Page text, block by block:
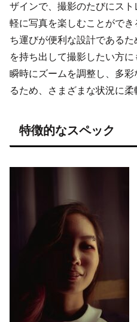
ザインで、撮影のたびにス
軽に写真を楽しむことがで
ち運びが便利な設計である
を持ち出して撮影したい方に
瞬時にズームを調整し、多
るため、さまざまな状況に柔
特徴的なスペック